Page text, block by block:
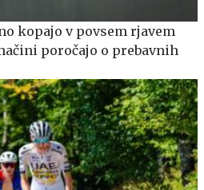
kopajo v povsem rjavem
poročajo o prebavnih